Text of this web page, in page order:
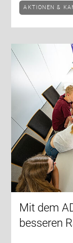
AKTIONEN &
Mit dem
besseren